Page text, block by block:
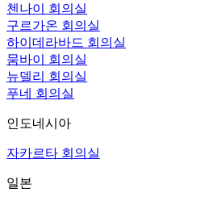
첸나이 회의실
구르가온 회의실
하이데라바드 회의실
뭄바이 회의실
뉴델리 회의실
푸네 회의실
인도네시아
자카르타 회의실
일본